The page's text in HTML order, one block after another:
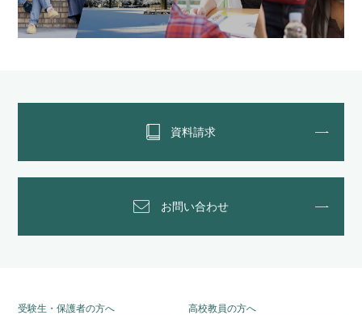
資料請求
お問い合わせ
受験生・保護者の方へ 高校教員の方へ